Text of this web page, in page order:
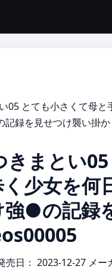
05 とても小さくて母
録を見せつけ襲い掛
きまとい
少女を
強●の記録
売日： 2023-12-27 メー